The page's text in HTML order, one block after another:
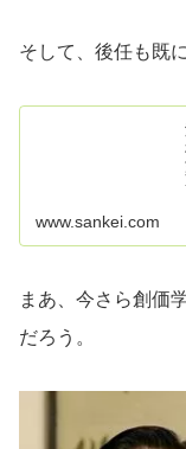
そして、後任も既
www.sankei.com
まあ、今さら創価
だろう。